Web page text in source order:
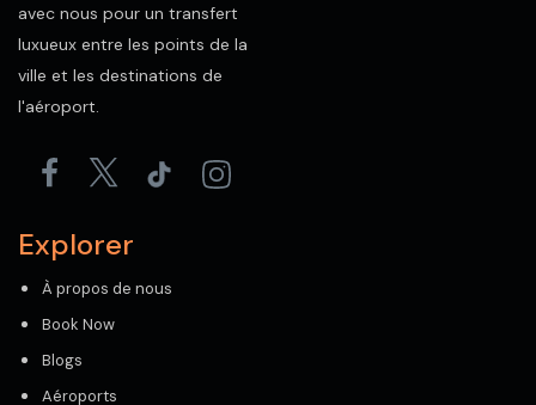
avec nous pour un transfert
luxueux entre les points de la
ville et les destinations de
l'aéroport.
Explorer
À propos de nous
Book Now
Blogs
Aéroports